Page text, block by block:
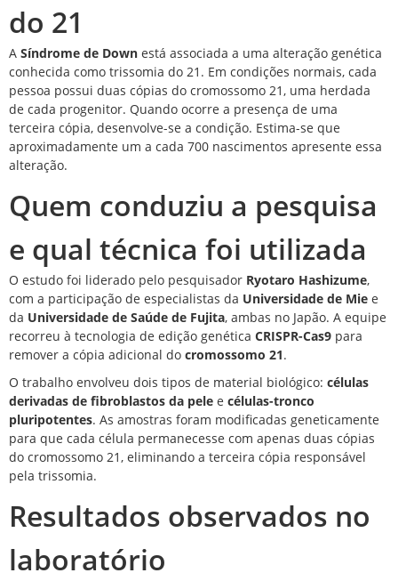
do 21
A Síndrome de Down está associada a uma alteração genética
conhecida como trissomia do 21 . Em condições normais, cada
pessoa possui duas cópias do cromossomo 21, uma herdada
de cada progenitor. Quando ocorre a presença de uma
terceira cópia, desenvolve-se a condição. Estima-se que
aproximadamente um a cada 700 nascimentos apresente essa
alteração.
Quem conduziu a pesquisa
e qual técnica foi utilizada
O estudo foi liderado pelo pesquisador Ryotaro Hashizume,
com a participação de especialistas da Universidade de Mie e
da Universidade de Saúde de Fujita, ambas no Japão. A equipe
recorreu à tecnologia de edição genética CRISPR-Cas9 para
remover a cópia adicional do cromossomo 21.
O trabalho envolveu dois tipos de material biológico: células
derivadas de fibroblastos da pele e células-tronco
pluripotentes. As amostras foram modificadas geneticamente
para que cada célula permanecesse com apenas duas cópias
do cromossomo 21, eliminando a terceira cópia responsável
pela trissomia.
Resultados observados no
laboratório